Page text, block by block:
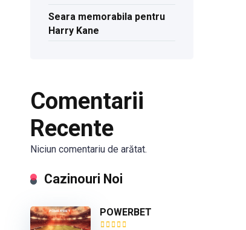
Seara memorabila pentru
Harry Kane
Comentarii
Recente
Niciun comentariu de arătat.
Cazinouri Noi
POWERBET